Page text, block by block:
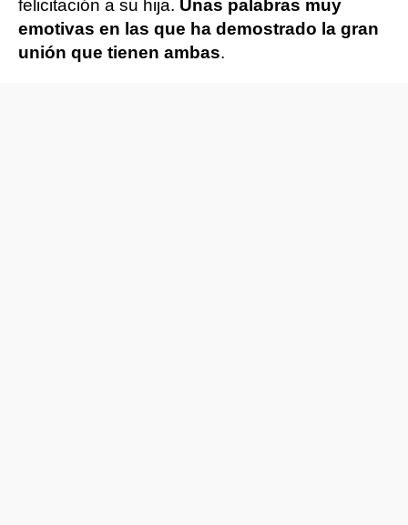
felicitación a su hija. Unas palabras muy
emotivas en las que ha demostrado la gran
unión que tienen ambas.